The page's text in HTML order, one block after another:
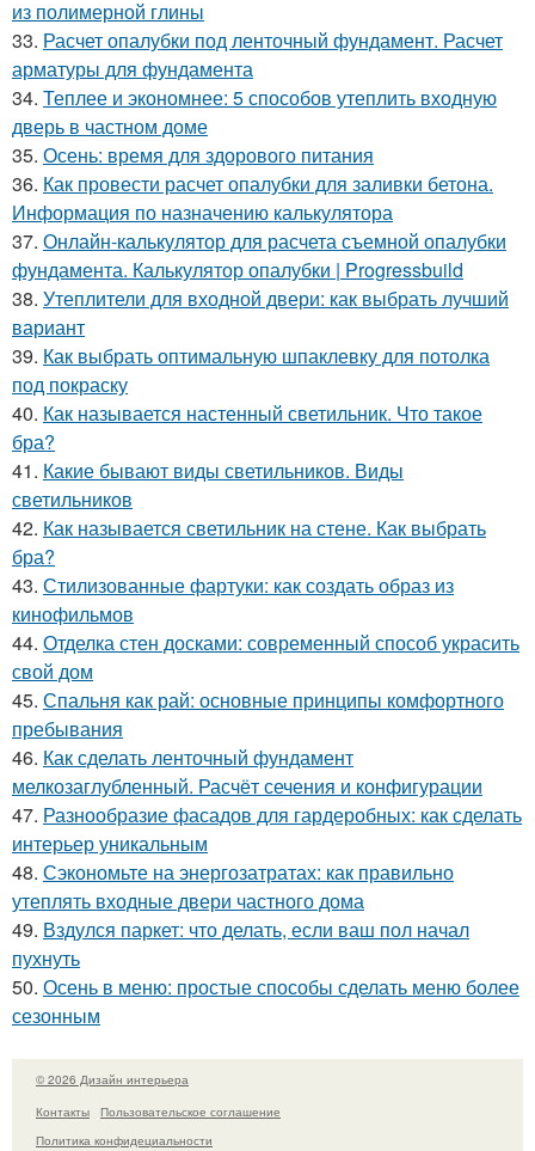
из полимерной глины
33. Расчет опалубки под ленточный фундамент. Расчет
арматуры для фундамента
34. Теплее и экономнее: 5 способов утеплить входную
дверь в частном доме
35. Осень: время для здорового питания
36. Как провести расчет опалубки для заливки бетона.
Информация по назначению калькулятора
37. Онлайн-калькулятор для расчета съемной опалубки
фундамента. Калькулятор опалубки | Progressbuild
38. Утеплители для входной двери: как выбрать лучший
вариант
39. Как выбрать оптимальную шпаклевку для потолка
под покраску
40. Как называется настенный светильник. Что такое
бра?
41. Какие бывают виды светильников. Виды
светильников
42. Как называется светильник на стене. Как выбрать
бра?
43. Стилизованные фартуки: как создать образ из
кинофильмов
44. Отделка стен досками: современный способ украсить
свой дом
45. Спальня как рай: основные принципы комфортного
пребывания
46. Как сделать ленточный фундамент
мелкозаглубленный. Расчёт сечения и конфигурации
47. Разнообразие фасадов для гардеробных: как сделать
интерьер уникальным
48. Сэкономьте на энергозатратах: как правильно
утеплять входные двери частного дома
49. Вздулся паркет: что делать, если ваш пол начал
пухнуть
50. Осень в меню: простые способы сделать меню более
сезонным
© 2026 Дизайн интерьера
Контакты
Пользовательское соглашение
Политика конфидециальности